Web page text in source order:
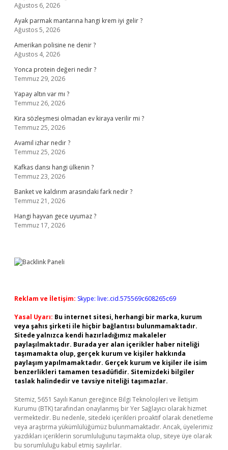
Ağustos 6, 2026
Ayak parmak mantarına hangi krem iyi gelir ?
Ağustos 5, 2026
Amerikan polisine ne denir ?
Ağustos 4, 2026
Yonca protein değeri nedir ?
Temmuz 29, 2026
Yapay altın var mı ?
Temmuz 26, 2026
Kira sözleşmesi olmadan ev kiraya verilir mi ?
Temmuz 25, 2026
Avamil izhar nedir ?
Temmuz 25, 2026
Kafkas dansı hangi ülkenin ?
Temmuz 23, 2026
Banket ve kaldırım arasındaki fark nedir ?
Temmuz 21, 2026
Hangi hayvan gece uyumaz ?
Temmuz 17, 2026
Reklam ve İletişim: Skype: live:.cid.575569c608265c69
Yasal Uyarı: Bu internet sitesi, herhangi bir marka, kurum
veya şahıs şirketi ile hiçbir bağlantısı bulunmamaktadır.
Sitede yalnızca kendi hazırladığımız makaleler
paylaşılmaktadır. Burada yer alan içerikler haber niteliği
taşımamakta olup, gerçek kurum ve kişiler hakkında
paylaşım yapılmamaktadır. Gerçek kurum ve kişiler ile isim
benzerlikleri tamamen tesadüfidir. Sitemizdeki bilgiler
taslak halindedir ve tavsiye niteliği taşımazlar.
Sitemiz, 5651 Sayılı Kanun gereğince Bilgi Teknolojileri ve İletişim
Kurumu (BTK) tarafından onaylanmış bir Yer Sağlayıcı olarak hizmet
vermektedir. Bu nedenle, sitedeki içerikleri proaktif olarak denetleme
veya araştırma yükümlülüğümüz bulunmamaktadır. Ancak, üyelerimiz
yazdıkları içeriklerin sorumluluğunu taşımakta olup, siteye üye olarak
bu sorumluluğu kabul etmiş sayılırlar.